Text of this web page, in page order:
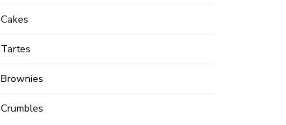
Cakes
Tartes
Brownies
Crumbles